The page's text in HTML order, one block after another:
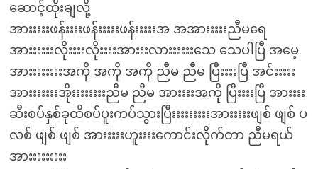
ဆောင့်ထိုးချလို့
အားးးးးဖန်းးးးဖန်းးးးးဖန်းးးးးအ အအားးးးးညီမရေ
အားးးးးးလိုးးးးလိုးးးးအားးးလားးးးးးသေ သေပါပြီ အမေ့
အားးးးးးးးအကို အကို အကို ညီမ ညီမ ပြီးးးးပြီ အင်းးးးး
အားးးးးးးအိုးးးးးးးးညီမ ညီမ အားးးးအကို ပြီးးးးပြီ အားးးး
ဆီးစပ်နှစ်ခုထိစပ်ပူးကပ်သွားပြီးးးးးးးးးအားးးးးဖျစ် ဖျစ် ပ
လစ် ဖျစ် ဖျစ် အားးးးးဟူးးးးကောင်းလိုက်တာ ညီမရယ်
အားးးးးးးးး